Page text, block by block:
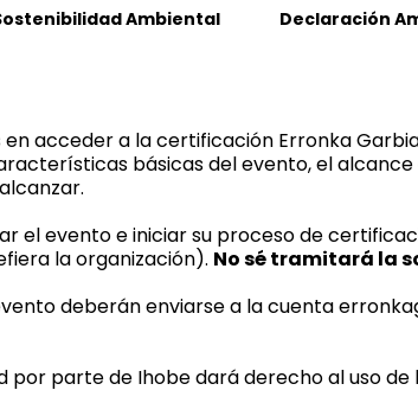
Ambiental Declaración
en acceder a la certificación Erronka
básicas del evento, el
el evento e iniciar su proceso de
la organización). No sé tramitará la
deberán enviarse a la cuenta
por parte de Ihobe dará derecho al uso